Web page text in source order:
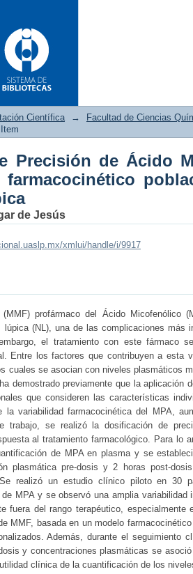
Precisión de
poblacional en
Científica → Facultad de Ciencias
Precisión de Ácido
de Jesús
xmlui/handle/i/9917
profármaco del Ácido Micofenólico
(NL), una de las complicaciones más
el tratamiento con este fármaco
Entre los factores que contribuyen a esta
cuales se asocian con niveles plasmáticos
demostrado previamente que la aplicación
que consideren las características
la variabilidad farmacocinética del MPA,
trabajo, se realizó la dosificación de
al tratamiento farmacológico. Para lo
de MPA en plasma y se
plasmática pre-dosis y 2 horas post-
realizó un estudio clínico piloto en 30
MPA y se observó una amplia variabilidad
fuera del rango terapéutico,
MMF, basada en un modelo
Además, durante el seguimiento
y concentraciones plasmáticas se
clínica de la cuantificación de los